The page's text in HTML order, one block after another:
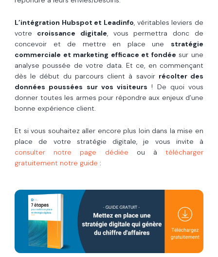
L’intégration Hubspot et Leadinfo, véritables leviers de
votre croissance digitale, vous permettra donc de
concevoir et de mettre en place une stratégie
commerciale et marketing efficace et fondée sur une
analyse poussée de votre data. Et ce, en commençant
dès le début du parcours client à savoir récolter des
données poussées sur vos visiteurs ! De quoi vous
donner toutes les armes pour répondre aux enjeux d’une
bonne expérience client.
Et si vous souhaitez aller encore plus loin dans la mise en
place de votre stratégie digitale, je vous invite à
consulter notre page dédiée ou à télécharger
gratuitement notre guide :